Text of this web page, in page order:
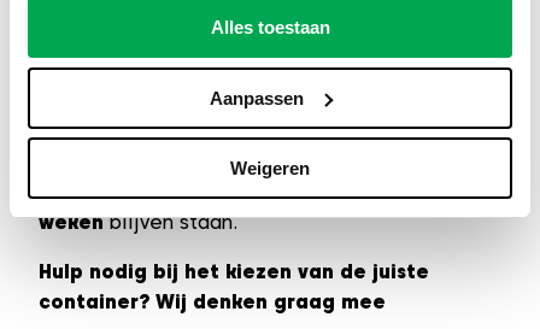
Alles toestaan
Aanpassen
Weigeren
kunnen we de container de volgende werkdag
al leveren op het door jou gekozen dagdeel.
De prijs is all-in, dus inclusief het plaatsen,
ophalen en verwerken van het puin. Zo weet je
precies waar je aan toe bent, zonder extra
kosten achteraf. De containers magtot 8
wekenblijven staan.
Hulp nodig bij het kiezen van de juiste
container? Wij denken graag mee